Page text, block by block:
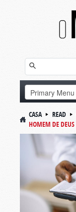
CASA READ
HOMEM DE DEUS